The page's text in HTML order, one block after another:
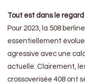
Tout est dans le regard
Pour 2023, la 508
essentiellement
agressive avec une
actuelle. Clairement,
crossoverisée 408 ont